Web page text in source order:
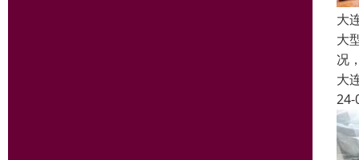
大
大
况
大
24-